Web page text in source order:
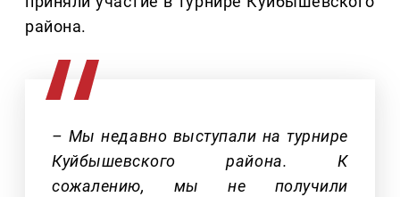
района.
– Мы недавно выступали на турнире
Куйбышевского района. К
сожалению, мы не получили